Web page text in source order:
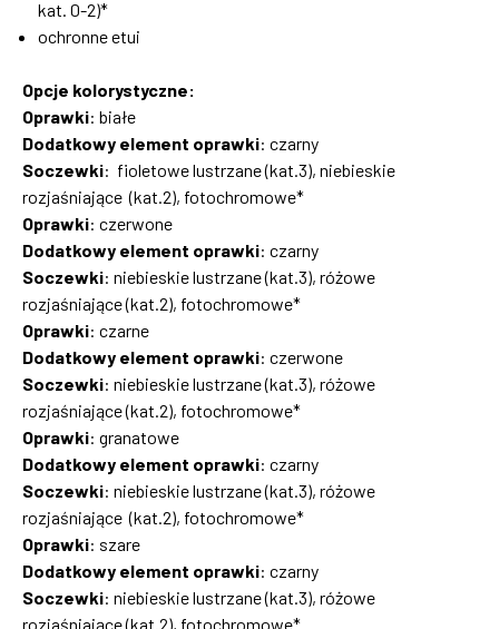
kat. 0-2)*
ochronne etui
Opcje kolorystyczne:
Oprawki: białe
Dodatkowy element oprawki: czarny
Soczewki: fioletowe lustrzane (kat.3), niebieskie
rozjaśniające (kat.2), fotochromowe*
Oprawki: czerwone
Dodatkowy element oprawki: czarny
Soczewki: niebieskie lustrzane (kat.3), różowe
rozjaśniające (kat.2), fotochromowe*
Oprawki: czarne
Dodatkowy element oprawki: czerwone
Soczewki: niebieskie lustrzane (kat.3), różowe
rozjaśniające (kat.2), fotochromowe*
Oprawki: granatowe
Dodatkowy element oprawki: czarny
Soczewki: niebieskie lustrzane (kat.3), różowe
rozjaśniające (kat.2), fotochromowe*
Oprawki: szare
Dodatkowy element oprawki: czarny
Soczewki: niebieskie lustrzane (kat.3), różowe
rozjaśniające (kat.2), fotochromowe*